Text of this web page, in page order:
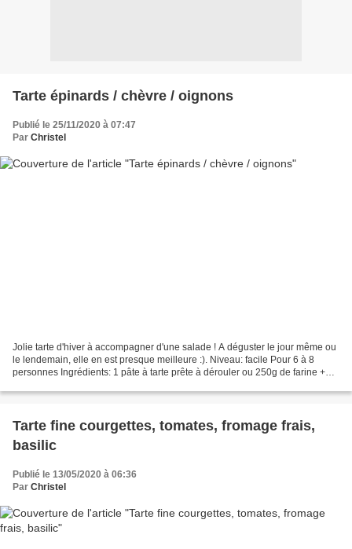
Tarte épinards / chèvre / oignons
Publié le 25/11/2020 à 07:47
Par Christel
Jolie tarte d'hiver à accompagner d'une salade ! A déguster le jour même ou
le lendemain, elle en est presque meilleure :). Niveau: facile Pour 6 à 8
personnes Ingrédients: 1 pâte à tarte prête à dérouler ou 250g de farine +
Tarte fine courgettes, tomates, fromage frais,
basilic
Publié le 13/05/2020 à 06:36
Par Christel